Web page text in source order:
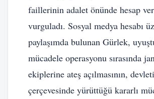
faillerinin adalet önünde hesap
vurguladı. Sosyal medya hesabı
paylaşımda bulunan Gürlek,
mücadele operasyonu sırasında
ekiplerine ateş açılmasının,
çerçevesinde yürüttüğü kararlı